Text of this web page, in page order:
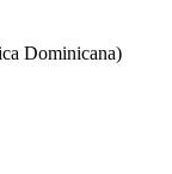
Dominicana)